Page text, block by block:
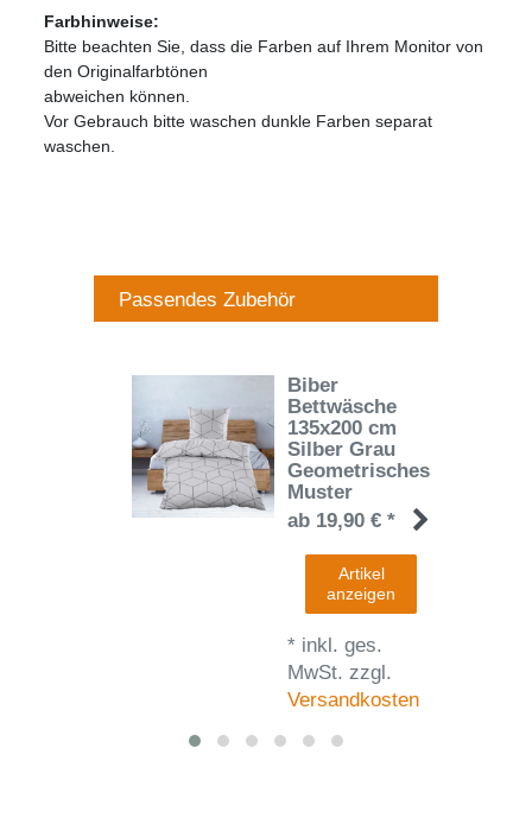
Farbhinweise:
Bitte beachten Sie, dass die Farben auf Ihrem Monitor von
den Originalfarbtönen
abweichen können.
Vor Gebrauch bitte waschen dunkle Farben separat
waschen.
Passendes Zubehör
Biber
Bettwäsche
135x200 cm
Silber Grau
Geometrisches
Muster
ab 19,90 € *
Artikel
anzeigen
* inkl. ges.
MwSt. zzgl.
Versandkosten